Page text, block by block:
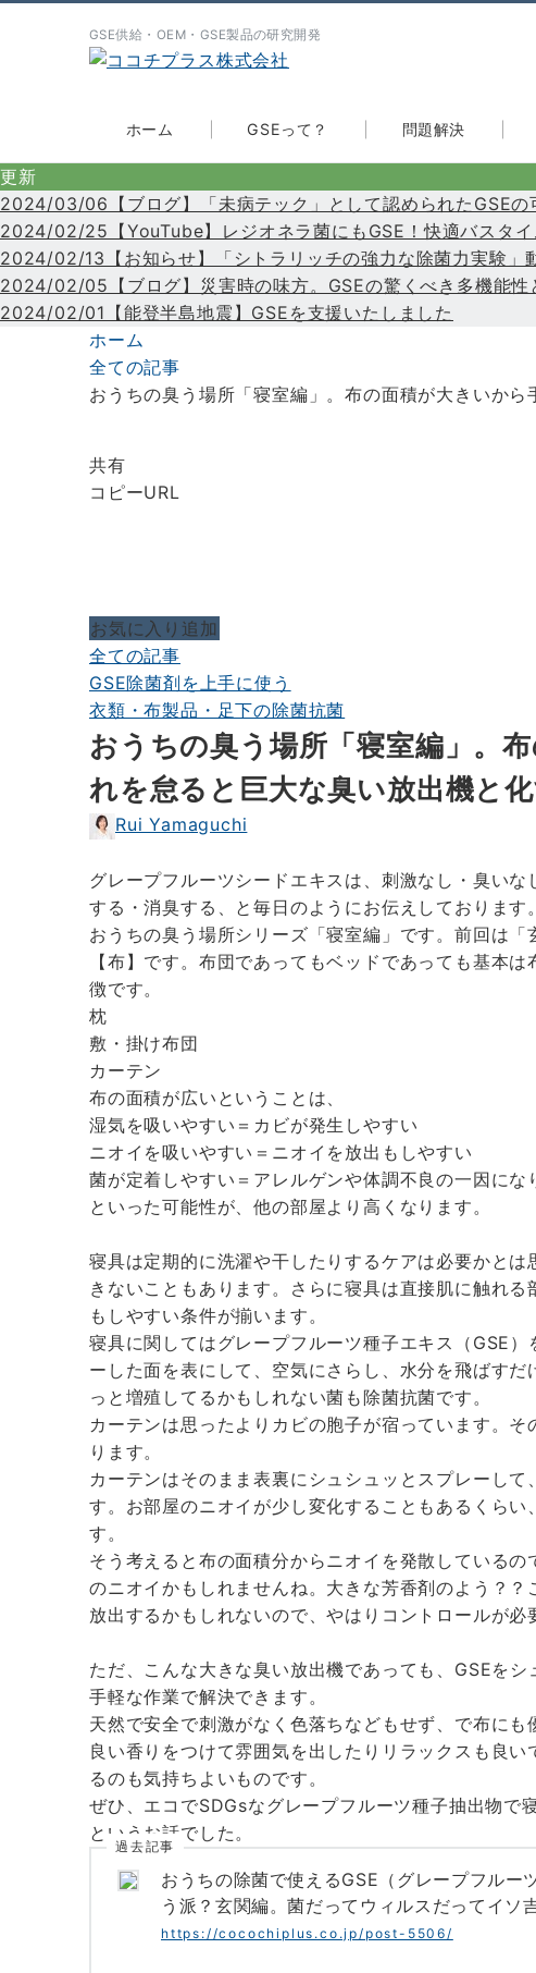
GSE供給・OEM・GSE製品の研究開発
ホーム GSEって？ 問題解決
更新
2024/03/06【ブログ】「未病テック」として認められたGSEの
2024/02/25【YouTube】レジオネラ菌にもGSE！快適バスタイ
2024/02/13【お知らせ】「シトラリッチの強力な除菌力実験」
2024/02/05【ブログ】災害時の味方。GSEの驚くべき多機能性
2024/02/01【能登半島地震】GSEを支援いたしました
ホーム
全ての記事
おうちの臭う場所「寝室編」。布の面積が大きいか
共有
コピーURL
お気に入り追加
全ての記事
GSE除菌剤を上手に使う
衣類・布製品・足下の除菌抗菌
おうちの臭う場所「寝室編」。
れを怠ると巨大な臭い放出機と
Rui Yamaguchi
グレープフルーツシードエキスは、刺激なし・臭い
する・消臭する、と毎日のようにお伝えしております。
おうちの臭う場所シリーズ「寝室編」です。前回は「
【布】です。布団であってもベッドであっても基本
徴です。
枕
敷・掛け布団
カーテン
布の面積が広いということは、
湿気を吸いやすい＝カビが発生しやすい
ニオイを吸いやすい＝ニオイを放出もしやすい
菌が定着しやすい＝アレルゲンや体調不良の一因にな
といった可能性が、他の部屋より高くなります。
寝具は定期的に洗濯や干したりするケアは必要かと
きないこともあります。さらに寝具は直接肌に触れ
もしやすい条件が揃います。
寝具に関してはグレープフルーツ種子エキス（GSE
ーした面を表にして、空気にさらし、水分を飛ばす
っと増殖してるかもしれない菌も除菌抗菌です。
カーテンは思ったよりカビの胞子が宿っています。
ります。
カーテンはそのまま表裏にシュシュッとスプレーし
す。お部屋のニオイが少し変化することもあるくらい
す。
そう考えると布の面積分からニオイを発散している
のニオイかもしれませんね。大きな芳香剤のよう？
放出するかもしれないので、やはりコントロールが必
ただ、こんな大きな臭い放出機であっても、GSEを
手軽な作業で解決できます。
天然で安全で刺激がなく色落ちなどもせず、で布にも
良い香りをつけて雰囲気を出したりリラックスも良
るのも気持ちよいものです。
ぜひ、エコでSDGsなグレープフルーツ種子抽出物で
というお話でした。
過去記事
おうちの除菌で使えるGSE（グレープフルー
う派？玄関編。菌だってウィルスだってイソ
https://cocochiplus.co.jp/post-5506/